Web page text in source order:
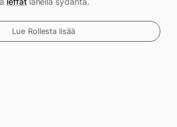
Lue Rollesta lisää